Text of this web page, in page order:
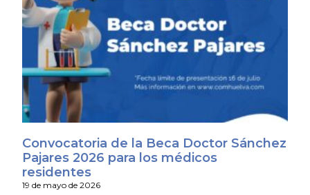
Convocatoria de la Beca Doctor Sánchez
Pajares 2026 para los médicos
residentes
19 de mayo de 2026